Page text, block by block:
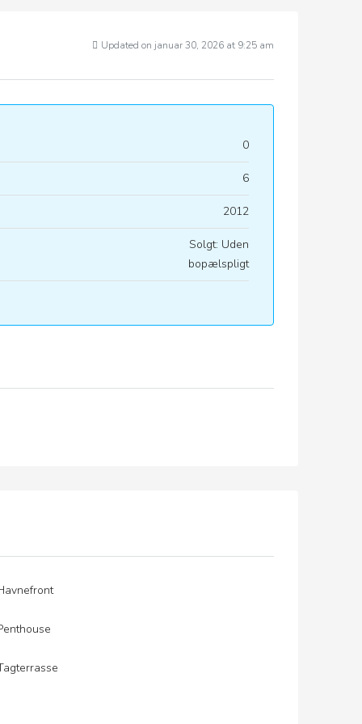
Updated on januar 30, 2026 at 9:25 am
0
6
2012
Solgt: Uden
bopælspligt